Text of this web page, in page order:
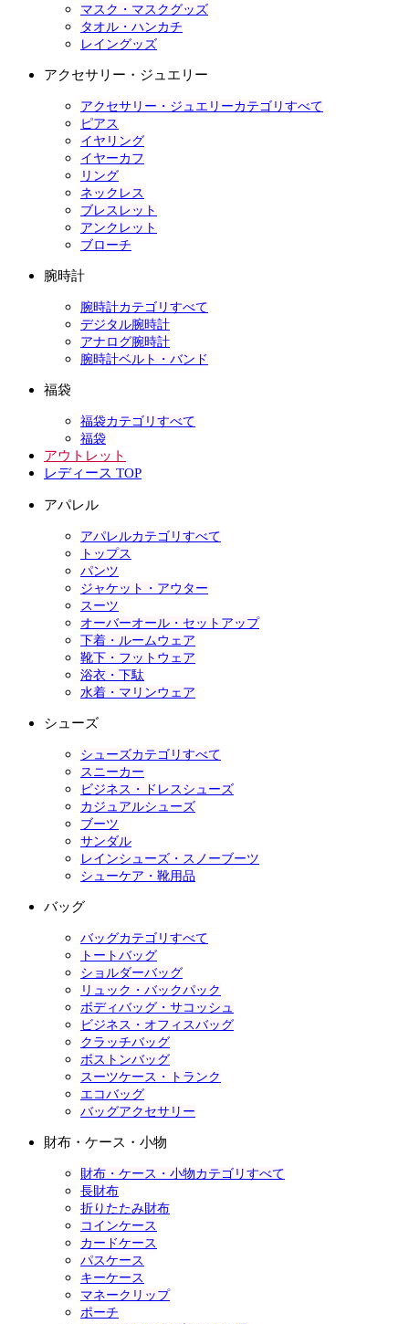
マスク・マスクグッズ
タオル・ハンカチ
レイングッズ
アクセサリー・ジュエリー
アクセサリー・ジュエリーカテゴリすべて
ピアス
イヤリング
イヤーカフ
リング
ネックレス
ブレスレット
アンクレット
ブローチ
腕時計
腕時計カテゴリすべて
デジタル腕時計
アナログ腕時計
腕時計ベルト・バンド
福袋
福袋カテゴリすべて
福袋
アウトレット
レディース TOP
アパレル
アパレルカテゴリすべて
トップス
パンツ
ジャケット・アウター
スーツ
オーバーオール・セットアップ
下着・ルームウェア
靴下・フットウェア
浴衣・下駄
水着・マリンウェア
シューズ
シューズカテゴリすべて
スニーカー
ビジネス・ドレスシューズ
カジュアルシューズ
ブーツ
サンダル
レインシューズ・スノーブーツ
シューケア・靴用品
バッグ
バッグカテゴリすべて
トートバッグ
ショルダーバッグ
リュック・バックパック
ボディバッグ・サコッシュ
ビジネス・オフィスバッグ
クラッチバッグ
ボストンバッグ
スーツケース・トランク
エコバッグ
バッグアクセサリー
財布・ケース・小物
財布・ケース・小物カテゴリすべて
長財布
折りたたみ財布
コインケース
カードケース
パスケース
キーケース
マネークリップ
ポーチ